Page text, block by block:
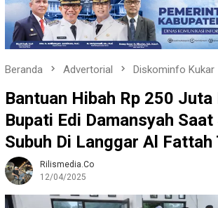
Beranda Advertorial Diskominfo Kukar
Bantuan Hibah Rp 250 Juta
Bupati Edi Damansyah
Subuh Di Langgar Al
Rilismedia.co
12/04/2025